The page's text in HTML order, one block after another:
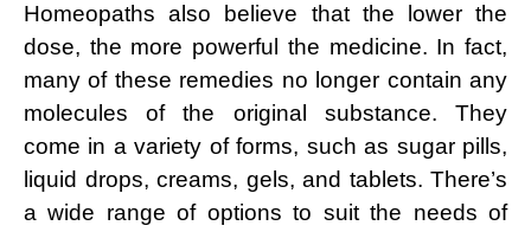
Homeopaths also believe that the lower the
dose, the more powerful the medicine. In fact,
many of these remedies no longer contain any
molecules of the original substance. They
come in a variety of forms, such as sugar pills,
liquid drops, creams, gels, and tablets. There’s
a wide range of options to suit the needs of